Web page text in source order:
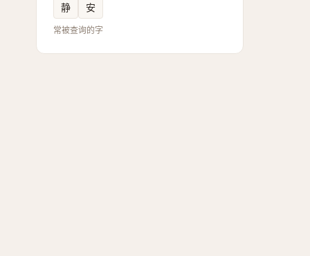
静
安
常被查询的字